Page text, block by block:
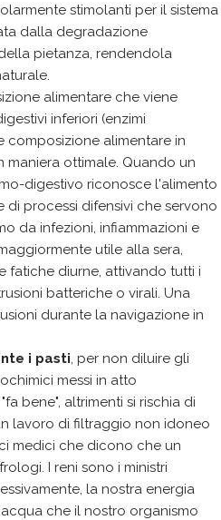
stimolanti per il sistema
dalla degradazione
pietanza, rendendola
alimentare che viene
inferiori (enzimi
alimentare in
maniera ottimale. Quando un
digestivo riconosce l'alimento
processi difensivi che servono
da infezioni, infiammazioni e
utile alla sera,
fatiche diurne, attivando tutti i
batteriche o virali. Una
durante la navigazione in
i pasti, per non diluire gli
messi in atto
bene", altrimenti si rischia di
lavoro di filtraggio non idoneo
medici che dicono che un
I reni sono i ministri
la nostra energia
che il nostro organismo